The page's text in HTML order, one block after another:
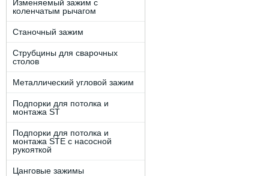
Изменяемый зажим с
коленчатым рычагом
Станочный зажим
Струбцины для сварочных
столов
Металлический угловой зажим
Подпорки для потолка и
монтажа ST
Подпорки для потолка и
монтажа STE c наcоcной
рукояткой
Цанговые зажимы